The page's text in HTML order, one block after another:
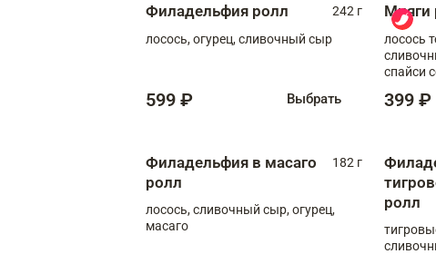
Филадельфия ролл
242 г
лосось, огурец, сливочный сыр
599 ₽ Выбрать
Мияги
лосось
спайси
399 ₽
Филадельфия в масаго
ролл
182 г
лосось, сливочный сыр, огурец,
масаго
ролл